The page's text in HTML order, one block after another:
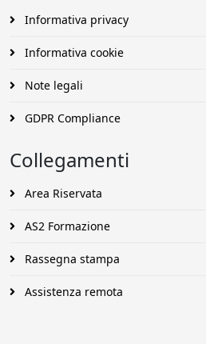
Informativa privacy
Informativa cookie
Note legali
GDPR Compliance
Collegamenti
Area Riservata
AS2 Formazione
Rassegna stampa
Assistenza remota